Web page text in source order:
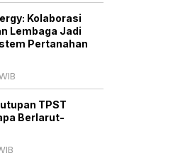
Kolaborasi
Lembaga Jadi
Pertanahan
TPST
Berlarut-